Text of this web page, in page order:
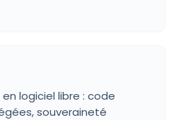
logiciel libre : code
souveraineté